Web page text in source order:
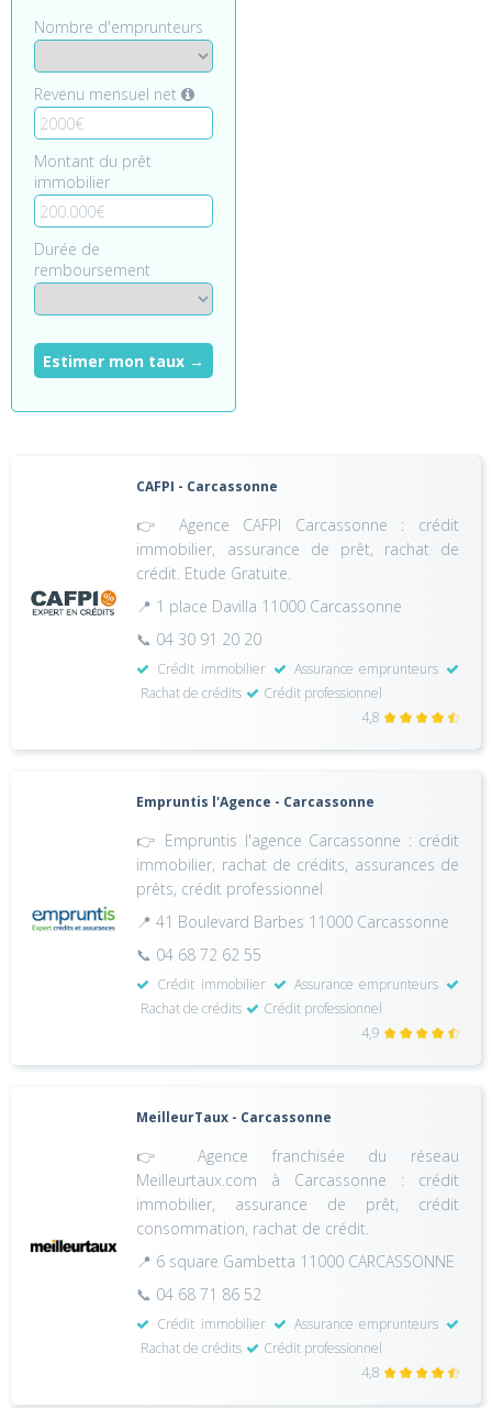
Nombre d'emprunteurs
Revenu mensuel net
Montant du prêt
immobilier
Durée de
remboursement
Estimer mon taux →
CAFPI - Carcassonne
👉 Agence CAFPI Carcassonne : crédit
immobilier, assurance de prêt, rachat de
crédit. Etude Gratuite.
📍 1 place Davilla 11000 Carcassonne
📞 04 30 91 20 20
Crédit immobilier
Assurance emprunteurs
Rachat de crédits
Crédit professionnel
4,8
Empruntis l'Agence - Carcassonne
👉 Empruntis l'agence Carcassonne : crédit
immobilier, rachat de crédits, assurances de
prêts, crédit professionnel
📍 41 Boulevard Barbes 11000 Carcassonne
📞 04 68 72 62 55
Crédit immobilier
Assurance emprunteurs
Rachat de crédits
Crédit professionnel
4,9
MeilleurTaux - Carcassonne
👉 Agence franchisée du réseau
Meilleurtaux.com à Carcassonne : crédit
immobilier, assurance de prêt, crédit
consommation, rachat de crédit.
📍 6 square Gambetta 11000 CARCASSONNE
📞 04 68 71 86 52
Crédit immobilier
Assurance emprunteurs
Rachat de crédits
Crédit professionnel
4,8